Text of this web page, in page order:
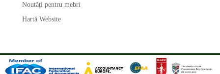
Noutăți pentru mebri
Hartă Website